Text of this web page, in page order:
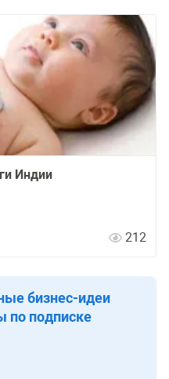
Индии
212
бизнес-идеи
по подписке